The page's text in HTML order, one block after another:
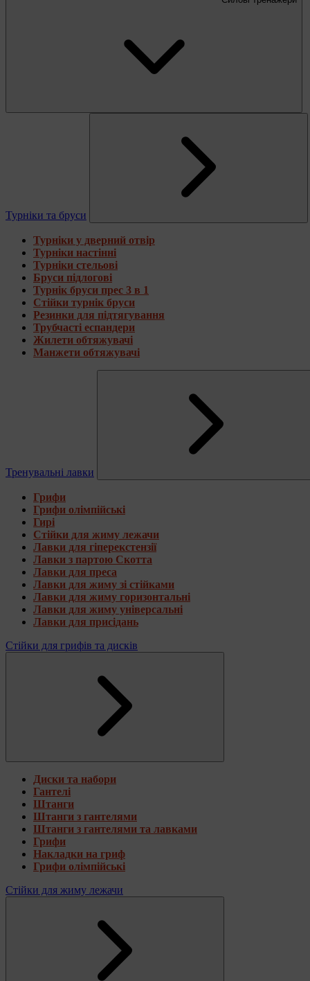
Турніки та бруси
Турніки у дверний отвір
Турніки настінні
Турніки стельові
Бруси підлогові
Турнік бруси прес 3 в 1
Стійки турнік бруси
Резинки для підтягування
Трубчасті еспандери
Жилети обтяжувачі
Манжети обтяжувачі
Тренувальні лавки
Грифи
Грифи олімпійські
Гирі
Стійки для жиму лежачи
Лавки для гіперекстензії
Лавки з партою Скотта
Лавки для преса
Лавки для жиму зі стійками
Лавки для жиму горизонтальні
Лавки для жиму універсальні
Лавки для присідань
Стійки для грифів та дисків
Диски та набори
Гантелі
Штанги
Штанги з гантелями
Штанги з гантелями та лавками
Грифи
Накладки на гриф
Грифи олімпійські
Стійки для жиму лежачи